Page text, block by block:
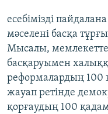
есебімізді
мәселені басқа
Мысалы,
басқаруымен
реформалардың 100
жауап ретінде
қорғаудың 100